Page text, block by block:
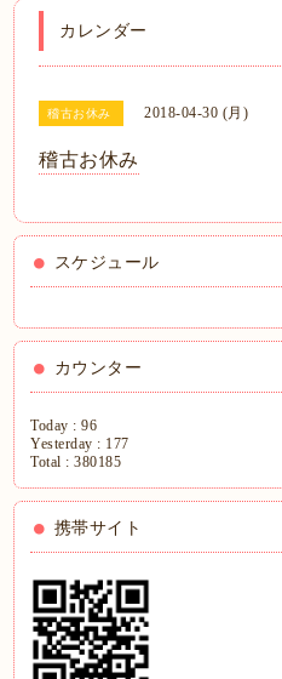
カレンダー
稽古お休み 2018-04-30 (月)
稽古お休み
スケジュール
カウンター
Today :96
Yesterday : 177
Total :380185
携帯サイト